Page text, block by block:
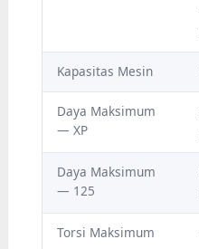
Kapasitas Mesin
Daya Maksimum
— XP
Daya Maksimum
— 125
Torsi Maksimum